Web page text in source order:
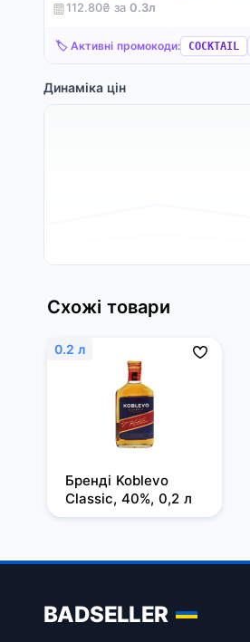
112.80₴ за 0.3л
🏷️ Активні промокоди: COCKTAIL
Динаміка цін
Схожі товари
0.2 л
Бренді Koblevo
Classic, 40%, 0,2 л
BADSELLER